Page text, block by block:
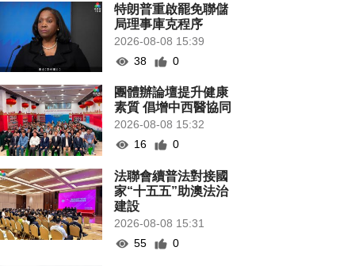
特朗普重啟罷免聯儲
局理事庫克程序
2026-08-08 15:39
38
0
團體辦論壇提升健康
素質 倡增中西醫協同
2026-08-08 15:32
16
0
法聯會續普法對接國
家“十五五”助澳法治
建設
2026-08-08 15:31
55
0